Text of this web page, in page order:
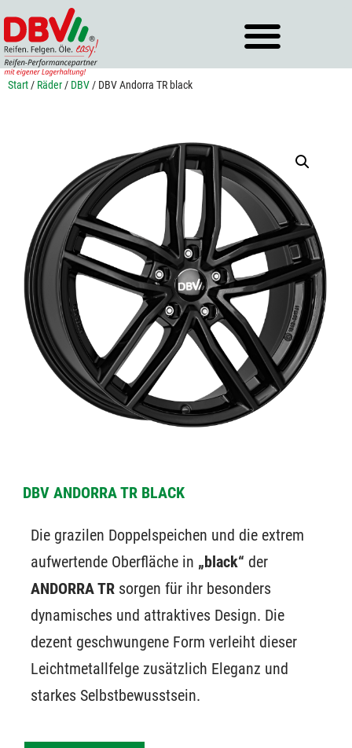
Zum
Inhalt
springen
Start / Räder / DBV / DBV Andorra TR black
DBV ANDORRA TR BLACK
Die grazilen Doppelspeichen und die extrem
aufwertende Oberfläche in „black“ der
ANDORRA TR sorgen für ihr besonders
dynamisches und attraktives Design. Die
dezent geschwungene Form verleiht dieser
Leichtmetallfelge zusätzlich Eleganz und
starkes Selbstbewusstsein.